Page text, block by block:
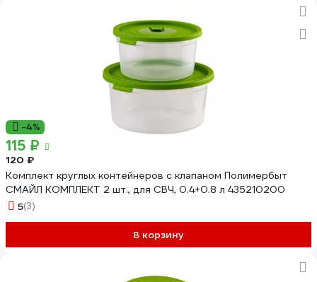
-4%
115 ₽
120 ₽
Комплект круглых контейнеров с клапаном Полимербыт
СМАЙЛ КОМПЛЕКТ 2 шт., для СВЧ, 0.4+0.8 л 435210200
5(3)
В корзину